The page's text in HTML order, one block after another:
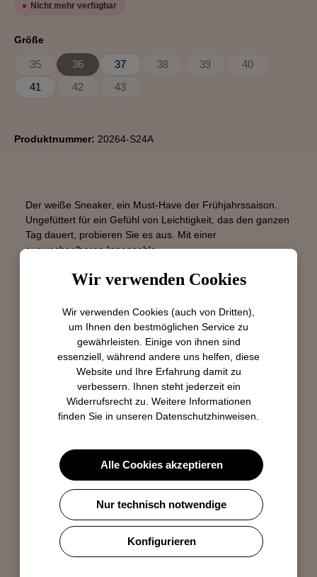
Nicht mehr verfügbar
Größeauswählen
35
(Diese Option ist zurzeit nicht verfügbar.)
36
(Diese Option ist zurzeit nicht verfügbar.)
37 38 39 40
41 42 43
Produktnummer: 20264-S24A
Der weiße Sneaker, ein Must-Have der Frühjahrssaison.
Ungefüttert für ein Gefühl von Leichtigkeit, das den ganzen
Tag dauert, probieren Sie es aus. Mit einer
auswechselbaren Innensohle.
Material- &
Farbbezeichnung:
Soho bianco / soho bianco /
soho bianco
Obermaterial: Glattleder
Futtermaterial: Ungefüttert
Gummisohle
Hersteller: Brunate Calzaturificio S.p.A., Via del Seprio 54, IT-22074 Lomazzo,
psl@brunate.it
Produktgalerie überspringen
Ähnliche Produkte
Wir verwenden Cookies
Wir verwenden Cookies (auch von Dritten),
um Ihnen den bestmöglichen Service zu
gewährleisten. Einige von ihnen sind
essenziell, während andere uns helfen, diese
Website und Ihre Erfahrung damit zu
verbessern. Ihnen steht jederzeit ein
Widerrufsrecht zu. Weitere Informationen
finden Sie in unseren Datenschutzhinweisen
Alle Cookies akzeptieren
Nur technisch notwendige
Konfigurieren